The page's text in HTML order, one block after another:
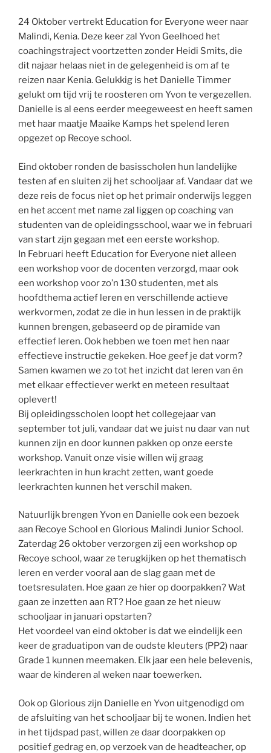
24 Oktober vertrekt Education for Everyone weer naar
Malindi, Kenia. Deze keer zal Yvon Geelhoed het
coachingstraject voortzetten zonder Heidi Smits, die
dit najaar helaas niet in de gelegenheid is om af te
reizen naar Kenia. Gelukkig is het Danielle Timmer
gelukt om tijd vrij te roosteren om Yvon te vergezellen.
Danielle is al eens eerder meegeweest en heeft samen
met haar maatje Maaike Kamps het spelend leren
opgezet op Recoye school.
Eind oktober ronden de basisscholen hun landelijke
testen af en sluiten zij het schooljaar af. Vandaar dat we
deze reis de focus niet op het primair onderwijs leggen
en het accent met name zal liggen op coaching van
studenten van de opleidingsschool, waar we in februari
van start zijn gegaan met een eerste workshop.
In Februari heeft Education for Everyone niet alleen
een workshop voor de docenten verzorgd, maar ook
een workshop voor zo’n 130 studenten, met als
hoofdthema actief leren en verschillende actieve
werkvormen, zodat ze die in hun lessen in de praktijk
kunnen brengen, gebaseerd op de piramide van
effectief leren. Ook hebben we toen met hen naar
effectieve instructie gekeken. Hoe geef je dat vorm?
Samen kwamen we zo tot het inzicht dat leren van én
met elkaar effectiever werkt en meteen resultaat
oplevert!
Bij opleidingsscholen loopt het collegejaar van
september tot juli, vandaar dat we juist nu daar van nut
kunnen zijn en door kunnen pakken op onze eerste
workshop. Vanuit onze visie willen wij graag
leerkrachten in hun kracht zetten, want goede
leerkrachten kunnen het verschil maken.
Natuurlijk brengen Yvon en Danielle ook een bezoek
aan Recoye School en Glorious Malindi Junior School.
Zaterdag 26 oktober verzorgen zij een workshop op
Recoye school, waar ze terugkijken op het thematisch
leren en verder vooral aan de slag gaan met de
toetsresulaten. Hoe gaan ze hier op doorpakken? Wat
gaan ze inzetten aan RT? Hoe gaan ze het nieuw
schooljaar in januari opstarten?
Het voordeel van eind oktober is dat we eindelijk een
keer de graduatipon van de oudste kleuters (PP2) naar
Grade 1 kunnen meemaken. Elk jaar een hele belevenis,
waar de kinderen al weken naar toewerken.
Ook op Glorious zijn Danielle en Yvon uitgenodigd om
de afsluiting van het schooljaar bij te wonen. Indien het
in het tijdspad past, willen ze daar doorpakken op
positief gedrag en, op verzoek van de headteacher, op